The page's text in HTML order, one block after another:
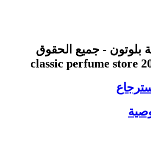
بلوتون - جميع الحقوق